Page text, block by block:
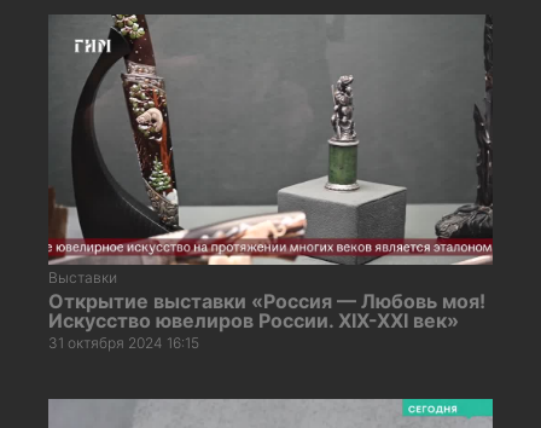
Выставки
Открытие выставки «Россия — Любовь моя!
Искусство ювелиров России. XIX-XXI век»
31 октября 2024 16:15